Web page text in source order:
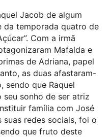
Jacob de algum
da temporada quatro de
Com a irmã
Mafalda e
de Adriana, papel
as duas afastaram-
sendo que Raquel
sonho de ser atriz
família com José
suas redes sociais, foi o
que fruto deste